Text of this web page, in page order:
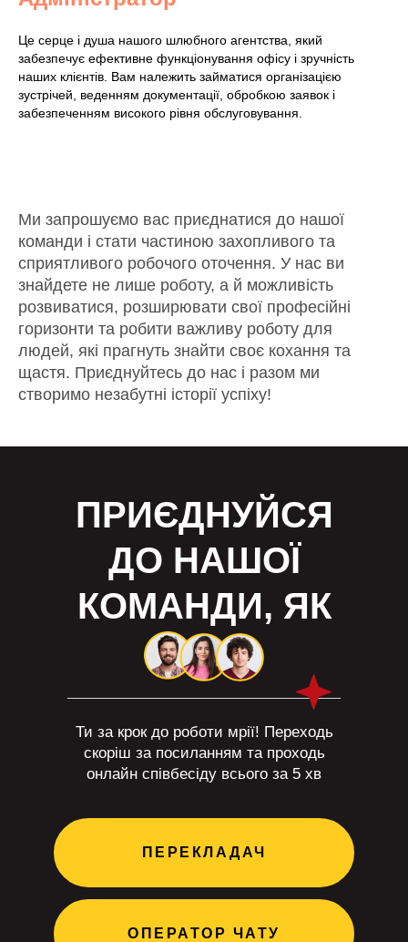
Це серце і душа нашого шлюбного агентства, який
забезпечує ефективне функціонування офісу і зручність
наших клієнтів. Вам належить займатися організацією
зустрічей, веденням документації, обробкою заявок і
забезпеченням високого рівня обслуговування.
Ми запрошуємо вас приєднатися до нашої
команди і стати частиною захопливого та
сприятливого робочого оточення. У нас ви
знайдете не лише роботу, а й можливість
розвиватися, розширювати свої професійні
горизонти та робити важливу роботу для
людей, які прагнуть знайти своє кохання та
щастя. Приєднуйтесь до нас і разом ми
створимо незабутні історії успіху!
Ти за крок до роботи мрії! Переходь
скоріш за посиланням та проходь
онлайн співбесіду всього за 5 хв
ПЕРЕКЛАДАЧ
ПРИЄДНУЙСЯ
ДО НАШОЇ
КОМАНДИ, ЯК
ОПЕРАТОР ЧАТУ